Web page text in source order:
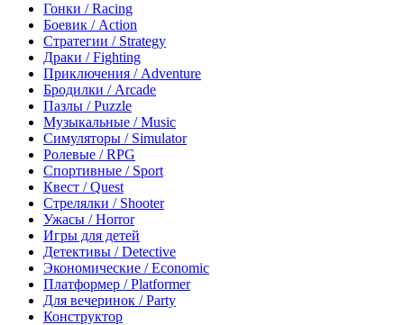
Гонки / Racing
Боевик / Action
Стратегии / Strategy
Драки / Fighting
Приключения / Adventure
Бродилки / Arcade
Пазлы / Puzzle
Музыкальные / Music
Симуляторы / Simulator
Ролевые / RPG
Спортивные / Sport
Квест / Quest
Стрелялки / Shooter
Ужасы / Horror
Игры для детей
Детективы / Detective
Экономические / Economic
Платформер / Platformer
Для вечеринок / Party
Конструктор